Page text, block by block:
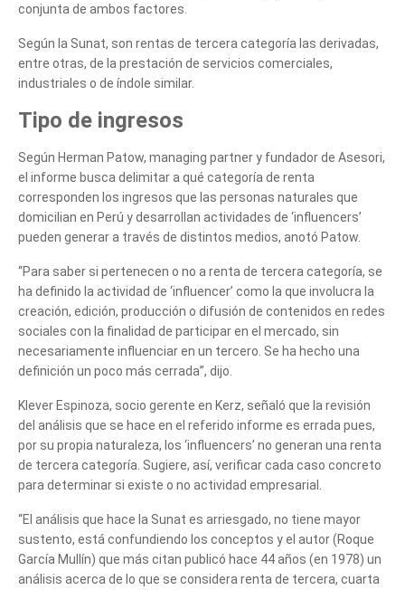
conjunta de ambos factores.
Según la Sunat, son rentas de tercera categoría las derivadas,
entre otras, de la prestación de servicios comerciales,
industriales o de índole similar.
Tipo de ingresos
Según Herman Patow, managing partner y fundador de Asesori,
el informe busca delimitar a qué categoría de renta
corresponden los ingresos que las personas naturales que
domicilian en Perú y desarrollan actividades de ‘influencers’
pueden generar a través de distintos medios, anotó Patow.
“Para saber si pertenecen o no a renta de tercera categoría, se
ha definido la actividad de ‘influencer’ como la que involucra la
creación, edición, producción o difusión de contenidos en redes
sociales con la finalidad de participar en el mercado, sin
necesariamente influenciar en un tercero. Se ha hecho una
definición un poco más cerrada”, dijo.
Klever Espinoza, socio gerente en Kerz, señaló que la revisión
del análisis que se hace en el referido informe es errada pues,
por su propia naturaleza, los ‘influencers’ no generan una renta
de tercera categoría. Sugiere, así, verificar cada caso concreto
para determinar si existe o no actividad empresarial.
“El análisis que hace la Sunat es arriesgado, no tiene mayor
sustento, está confundiendo los conceptos y el autor (Roque
García Mullín) que más citan publicó hace 44 años (en 1978) un
análisis acerca de lo que se considera renta de tercera, cuarta